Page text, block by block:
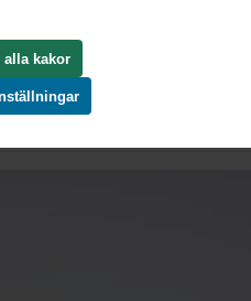
alla kakor